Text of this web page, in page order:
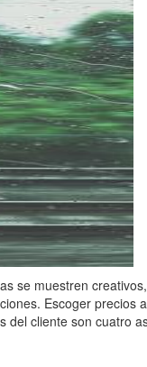
se muestren
Escoger precios
cliente son cuatro